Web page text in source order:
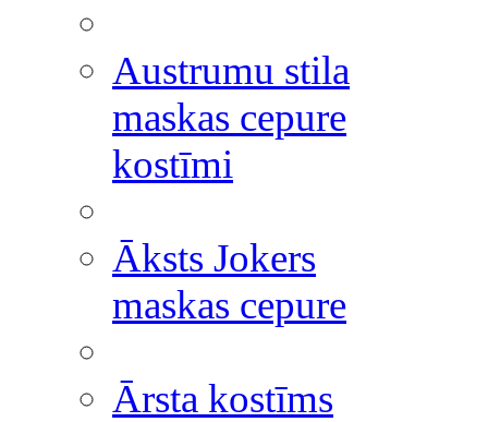
Austrumu stila
maskas cepure
kostīmi
Āksts Jokers
maskas cepure
Ārsta kostīms